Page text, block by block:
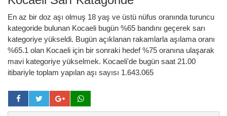
En az bir doz aşı olmuş 18 yaş ve üstü nüfus oranında turuncu
kategoride bulunan Kocaeli bugün %65 bandını geçerek sarı
kategoriye yükseldi. Bugün açıklanan rakamlarla aşılama oranı
%65.1 olan Kocaeli için bir sonraki hedef %75 oranına ulaşarak
mavi kategoriye yükselmek. Kocaeli'de bugün saat 21.00
itibariyle toplam yapılan aşı sayısı 1.643.065